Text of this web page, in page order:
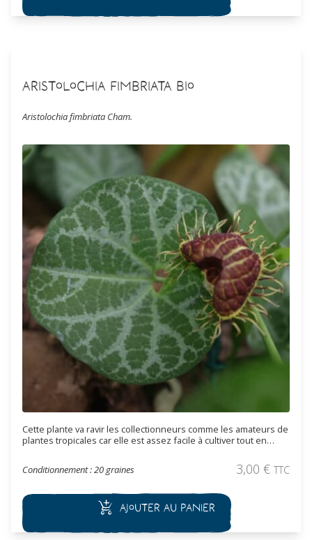
Aristolochia fimbriata Bio
Aristolochia fimbriata Cham.
Cette plante va ravir les collectionneurs comme les amateurs de
plantes tropicales car elle est assez facile à cultiver tout en
petite taille sont complexes. Elles ont un calice de forme
incurvé, en forme de trompe recourbée, dont l’extrémité est de
espèce en pot de préférence ou sous abris. Plante toxique.
Conditionnement : 20 graines 3,00 € TTC
Ajouter au panier